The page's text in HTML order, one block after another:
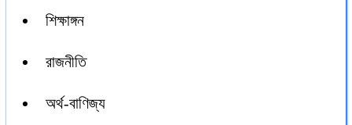
শিক্ষাঙ্গন
রাজনীতি
অর্থ-বাণিজ্য